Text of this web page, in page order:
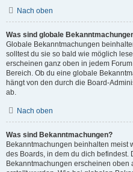
Nach oben
Was sind globale
Globale Bekanntmachungen
solltest du sie so bald wie möglich
erscheinen ganz oben in jedem
Bereich. Ob du eine globale
hängt von den durch die Board-
ab.
Nach oben
Was sind Bekanntmachungen?
Bekanntmachungen beinhalten meist
des Boards, in dem du dich befindest.
Bekanntmachungen erscheinen oben